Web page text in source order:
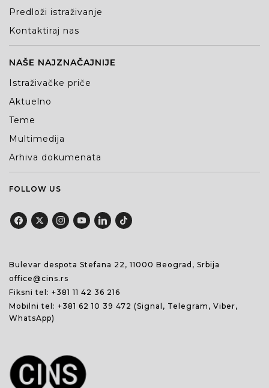
Predloži istraživanje
Kontaktiraj nas
NAŠE NAJZNAČAJNIJE
Istraživačke priče
Aktuelno
Teme
Multimedija
Arhiva dokumenata
FOLLOW US
Bulevar despota Stefana 22, 11000 Beograd, Srbija
office@cins.rs
Fiksni tel: +381 11 42 36 216
Mobilni tel: +381 62 10 39 472 (Signal, Telegram, Viber,
WhatsApp)